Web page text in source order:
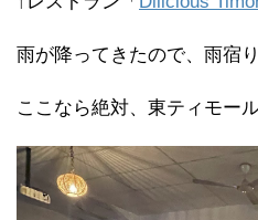
雨が降ってきたので、雨宿
ここなら絶対、東ティモー